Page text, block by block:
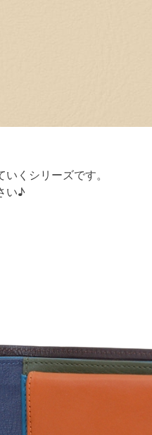
くシリーズです。
い♪